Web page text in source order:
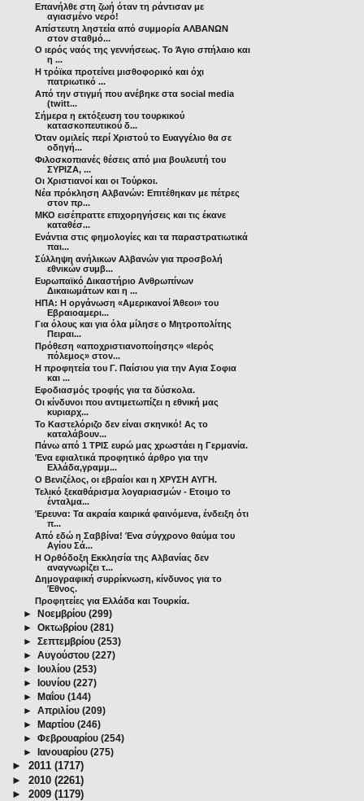
Επανήλθε στη ζωή όταν τη ράντισαν με
αγιασμένο νερό!
Απίστευτη ληστεία από συμμορία ΑΛΒΑΝΩΝ
στον σταθμό...
Ο ιερός ναός της γεννήσεως. Το Άγιο σπήλαιο και
η ...
Η τρόϊκα προτείνει μισθοφορικό και όχι
πατριωτικό ...
Από την στιγμή που ανέβηκε στα social media
(twitt...
Σήμερα η εκτόξευση του τουρκικού
κατασκοπευτικού δ...
Όταν ομιλείς περί Χριστού το Ευαγγέλιο θα σε
οδηγή...
Φιλοσκοπιανές θέσεις από μια βουλευτή του
ΣΥΡΙΖΑ, ...
Οι Χριστιανοί και οι Τούρκοι.
Νέα πρόκληση Αλβανών: Επιτέθηκαν με πέτρες
στον πρ...
ΜΚΟ εισέπραττε επιχορηγήσεις και τις έκανε
καταθέσ...
Ενάντια στις φημολογίες και τα παραστρατιωτικά
παι...
Σύλληψη ανήλικων Αλβανών για προσβολή
εθνικών συμβ...
Ευρωπαϊκό Δικαστήριο Ανθρωπίνων
Δικαιωμάτων και η ...
ΗΠΑ: Η οργάνωση «Αμερικανοί Άθεοι» του
Εβραιοαμερι...
Για όλους και για όλα μίλησε ο Μητροπολίτης
Πειραι...
Πρόθεση «αποχριστιανοποίησης» «Ιερός
πόλεμος» στον...
Η προφητεία του Γ. Παίσιου για την Αγια Σοφια
και ...
Εφοδιασμός τροφής για τα δύσκολα.
Οι κίνδυνοι που αντιμετωπίζει η εθνική μας
κυριαρχ...
Το Καστελόριζο δεν είναι σκηνικό! Ας το
καταλάβουν...
Πάνω από 1 ΤΡΙΣ ευρώ μας χρωστάει η Γερμανία.
Ένα εφιαλτικά προφητικό άρθρο για την
Ελλάδα,γραμμ...
Ο Βενιζέλος, οι εβραίοι και η ΧΡΥΣΗ ΑΥΓΗ.
Τελικό ξεκαθάρισμα λογαριασμών - Ετοιμο το
ένταλμα...
Έρευνα: Τα ακραία καιρικά φαινόμενα, ένδειξη ότι
π...
Από εδώ η Σαββίνα! Ένα σύγχρονο θαύμα του
Αγίου Σά...
Η Ορθόδοξη Εκκλησία της Αλβανίας δεν
αναγνωρίζει τ...
Δημογραφική συρρίκνωση, κίνδυνος για το
Έθνος.
Προφητείες για Ελλάδα και Τουρκία.
► Νοεμβρίου(299)
►Οκτωβρίου(281)
►Σεπτεμβρίου(253)
►Αυγούστου(227)
►
Ιουλίου(253)
►
Ιουνίου(227)
►
Μαΐου(144)
►Απριλίου(209)
►
Μαρτίου(246)
►Φεβρουαρίου(254)
►
Ιανουαρίου(275)
► 2011 (1717)
► 2010 (2261)
► 2009 (1179)